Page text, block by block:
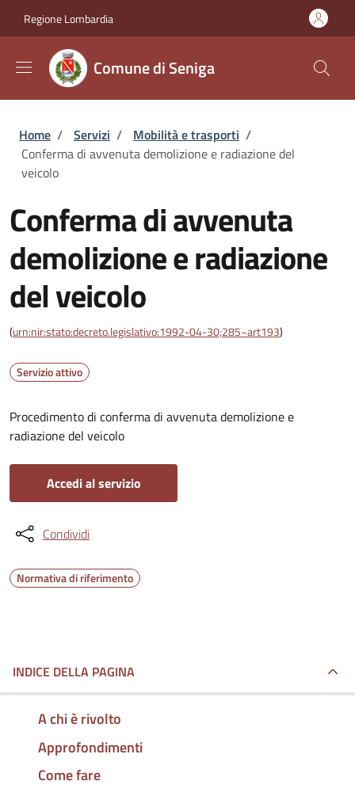
Regione Lombardia
Comune di Seniga
Briciole di pane
Home / Servizi / Mobilità e trasporti /
Conferma di avvenuta demolizione e radiazione del
veicolo
Conferma di avvenuta
demolizione e radiazione
del veicolo
(urn:nir:stato:decreto.legislativo:1992-04-30;285~art193)
Servizio attivo
Procedimento di conferma di avvenuta demolizione e
radiazione del veicolo
Accedi al servizio
Condividi
Normativa di riferimento
INDICE DELLA PAGINA
A chi è rivolto
Approfondimenti
Come fare